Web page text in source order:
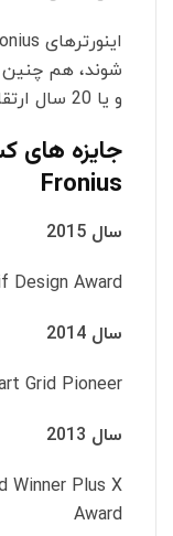
و یا 20 سال ارتقا دهید.
جایزه
Fronius
سال 2015
Design Award
سال 2014
Grid Pioneer
سال 2013
Winner Plus X
Award